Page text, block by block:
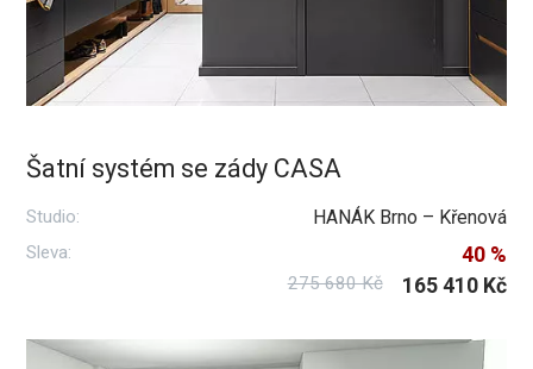
Šatní systém se zády CASA
Studio: HANÁK Brno – Křenová
Sleva: 40 %
275 680 Kč 165 410 Kč